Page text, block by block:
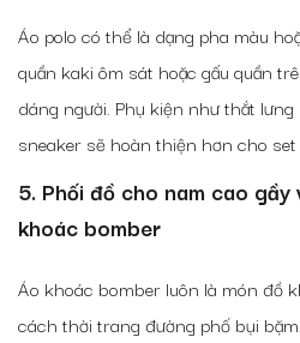
Áo polo có thể là dạng pha màu
quần kaki ôm sát hoặc gấu quần
dáng người. Phụ kiện như thắt
sneaker sẽ hoàn thiện hơn cho set
5. Phối đồ cho nam cao
khoác bomber
Áo khoác bomber luôn là món đồ
cách thời trang đường phố bụi